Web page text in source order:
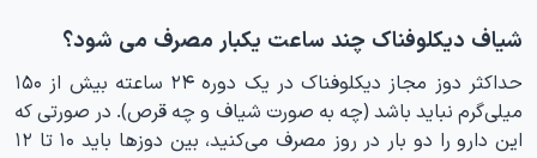
شیاف دیکلوفناک چند ساعت یکبار مصرف می شود؟
حداکثر دوز مجاز دیکلوفناک در یک دوره ۲۴ ساعته بیش از ۱۵۰
میلی‌گرم نباید باشد (چه به صورت شیاف و چه قرص). در صورتی که
این دارو را دو بار در روز مصرف می‌کنید، بین دوزها باید ۱۰ تا ۱۲